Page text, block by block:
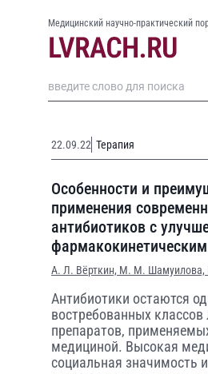
Медицинский научно-практический
22.09.22 Терапия
Особенности и
применения
антибиотиков с
А. Л. Вёрткин, М. М. Шамуилова,
Антибиотики остаются
востребованных классов
препаратов,
медициной. Высокая
социальная значимость